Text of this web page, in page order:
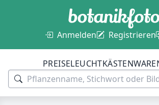
Anmelden Registrieren
PREISELEUCHTKÄSTEN